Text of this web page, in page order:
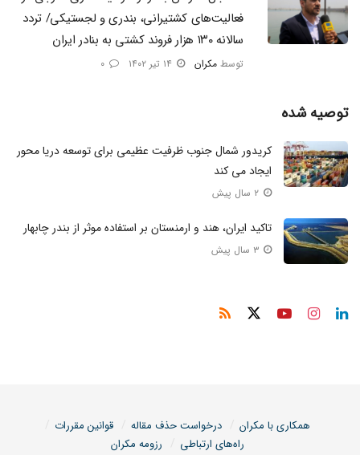
فعالیت‌های کشتیرانی، بندری و لجستیکی/ تردد
سالانه ۱۳۰ هزار فروند کشتی به بنادر ایران
توسط مکران
توصیه شده
کریدور شمال جنوب ظرفیت عظیمی برای توسعه دریا محور
ایجاد می کند
تاکید ایران، هند و ارمنستان بر استفاده موثر از بندر چابهار
همکاری با مکران درخواست حذف مقاله
قوانین مقررات
راه‌های ارتباطی
رزومه مکران